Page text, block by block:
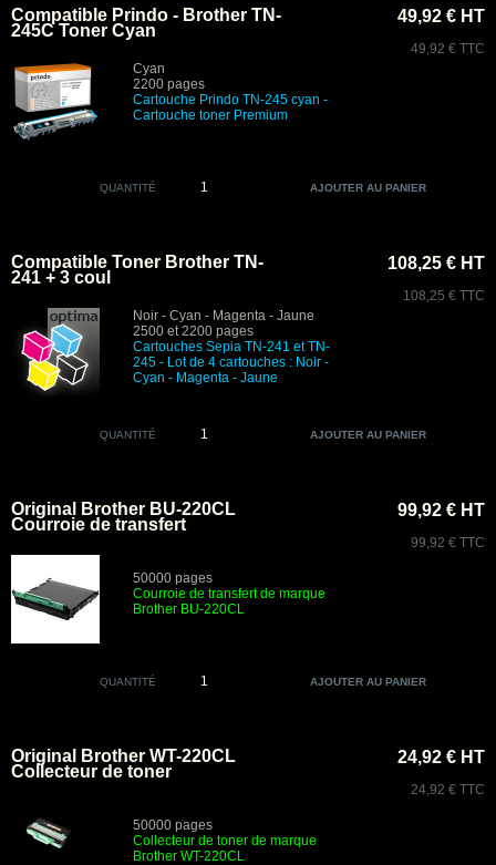
Compatible Prindo - Brother TN-
245C Toner Cyan
Cyan
2200 pages
Cartouche Prindo TN-245 cyan -
Cartouche toner Premium
49,92 € HT
49,92 € TTC
QUANTITÉ
Compatible Toner Brother TN-
241 + 3 coul
Noir - Cyan - Magenta - Jaune
2500 et 2200 pages
Cartouches Sepia TN-241 et TN-
245 - Lot de 4 cartouches : Noir -
Cyan - Magenta - Jaune
108,25 € HT
108,25 € TTC
QUANTITÉ
Original Brother BU-220CL
Courroie de transfert
50000 pages
Courroie de transfert de marque
Brother BU-220CL
99,92 € HT
99,92 € TTC
QUANTITÉ
Original Brother WT-220CL
Collecteur de toner
50000 pages
Collecteur de toner de marque
Brother WT-220CL
24,92 € HT
24,92 € TTC